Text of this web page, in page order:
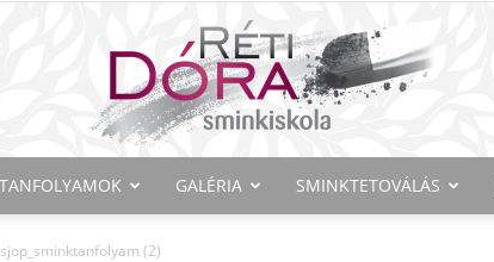
GALÉRIA SMINKTETOVÁLÁS
(2)